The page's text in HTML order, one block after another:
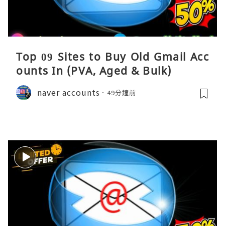
Top 09 Sites to Buy Old Gmail Acc
ounts In (PVA, Aged & Bulk)
naver accounts 49分鐘前